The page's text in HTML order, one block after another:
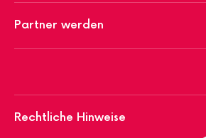
Partner werden
Rechtliche Hinweise